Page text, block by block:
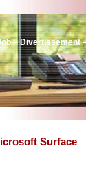
– Divertissement
Surface